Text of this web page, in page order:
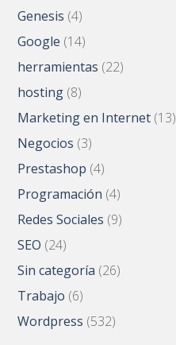
Genesis (4)
Google (14)
herramientas (22)
hosting (8)
Marketing en Internet (13)
Negocios (3)
Prestashop (4)
Programación (4)
Redes Sociales (9)
SEO (24)
Sin categoría (26)
Trabajo (6)
Wordpress (532)